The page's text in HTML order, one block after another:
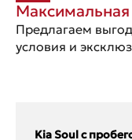
Предлагаем
условия и
Kia Soul с